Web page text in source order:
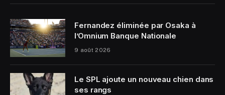
Fernandez éliminée par Osaka à
l’Omnium Banque Nationale
9 août 2026
Le SPL ajoute un nouveau chien dans
ses rangs